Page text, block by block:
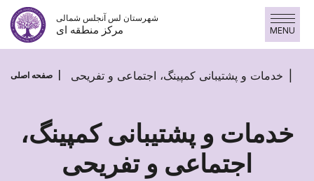
پرش
محتوا
شهرستان لس آنجلس شمالی
مرکز منطقه ای MENU
صفحه اصلی خدمات و پشتیبانی کمپینگ، اجتماعی و تفریحی
خدمات و پشتیبانی کمپینگ،
اجتماعی و تفریحی
خدمات